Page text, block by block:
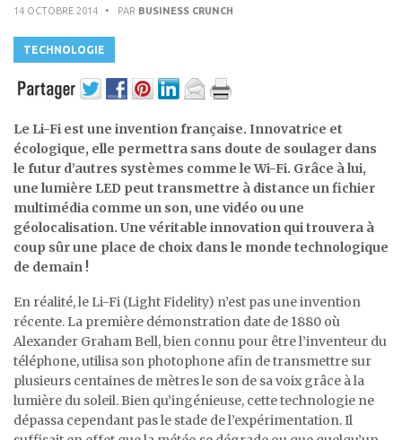
14 OCTOBRE 2014 • PAR BUSINESS CRUNCH
TECHNOLOGIE
Le Li-Fi est une invention française. Innovatrice et
écologique, elle permettra sans doute de soulager dans
le futur d’autres systèmes comme le Wi-Fi. Grâce à lui,
une lumière LED peut transmettre à distance un fichier
multimédia comme un son, une vidéo ou une
géolocalisation. Une véritable innovation qui trouvera à
coup sûr une place de choix dans le monde technologique
de demain !
En réalité, le Li-Fi (Light Fidelity) n’est pas une invention
récente. La première démonstration date de 1880 où
Alexander Graham Bell, bien connu pour être l’inventeur du
téléphone, utilisa son photophone afin de transmettre sur
plusieurs centaines de mètres le son de sa voix grâce à la
lumière du soleil. Bien qu’ingénieuse, cette technologie ne
dépassa cependant pas le stade de l’expérimentation. Il